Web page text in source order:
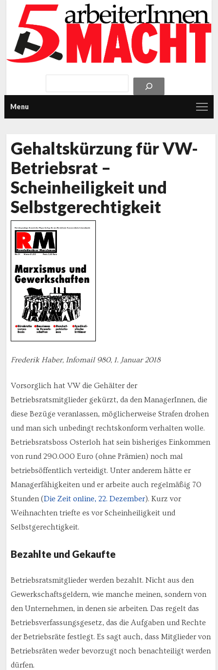
Menu
Gehaltskürzung für VW-
Betriebsrat –
Scheinheiligkeit und
Selbstgerechtigkeit
Frederik Haber, Infomail 980, 1. Januar 2018
Vorsorglich hat VW die Gehälter der
Betriebsratsmitglieder gekürzt, da den ManagerInnen, die
diese Bezüge veranlassen, möglicherweise Strafen drohen
und man sich unbedingt rechtskonform verhalten wolle.
Betriebsratsboss Osterloh hat sein bisheriges Einkommen
von rund 290.000 Euro (ohne Prämien) noch mal
betriebsöffentlich verteidigt. Unter anderem hätte er
Managerfähigkeiten und er arbeite auch regelmäßig 70
Stunden (Die Zeit online, 22. Dezember). Kurz vor
Weihnachten triefte es vor Scheinheiligkeit und
Selbstgerechtigkeit.
Bezahlte und Gekaufte
Betriebsratsmitglieder werden bezahlt. Nicht aus den
Gewerkschaftsgeldern, wie manche meinen, sondern von
den Unternehmen, in denen sie arbeiten. Das regelt das
Betriebsverfassungsgesetz, das die Aufgaben und Rechte
der Betriebsräte festlegt. Es sagt auch, dass Mitglieder von
Betriebsräten weder bevorzugt noch benachteiligt werden
dürfen.